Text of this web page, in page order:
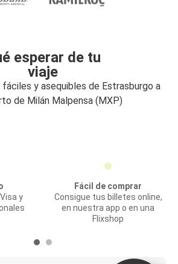
esperar de tu
viaje
fáciles y asequibles de Estrasburgo a
de Milán Malpensa (MXP)
y
Fácil de comprar
Consigue tus billetes online,
en nuestra app o en una
Flixshop